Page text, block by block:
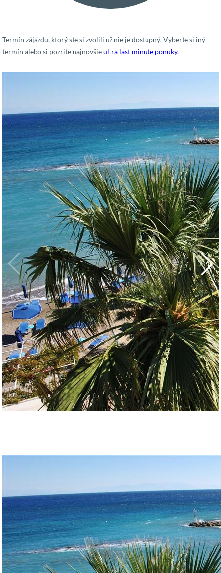
Termín zájazdu, ktorý ste si zvolili už nie je dostupný. Vyberte si iný
termín alebo si pozrite najnovšieultra last minute ponuky.